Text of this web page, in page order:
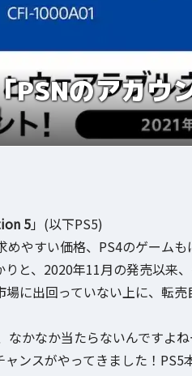
PSNのアカウ
5」(以下PS5)
やすい価格、PS4のゲーム
と、2020年11月の発売以来
に出回っていない上に、転売
かなか当たらないんですよね
ンスがやってきました！PS5